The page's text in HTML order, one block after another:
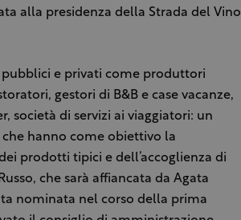
alla presidenza della Strada del Vino
pubblici e privati come produttori
gestori di B&B e case vacanze,
società di servizi ai viaggiatori: un
hanno come obiettivo la
prodotti tipici e dell’accoglienza di
che sarà affiancata da Agata
nominata nel corso della prima